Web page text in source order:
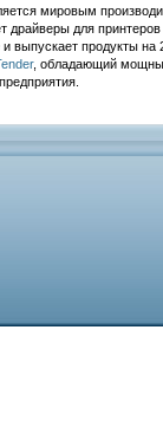
мировым
драйверы для
выпускает продукты на
, обладающий
предприятия.